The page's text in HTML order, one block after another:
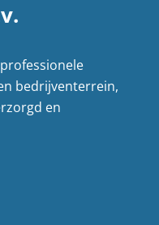
bedrijventerrein,
en